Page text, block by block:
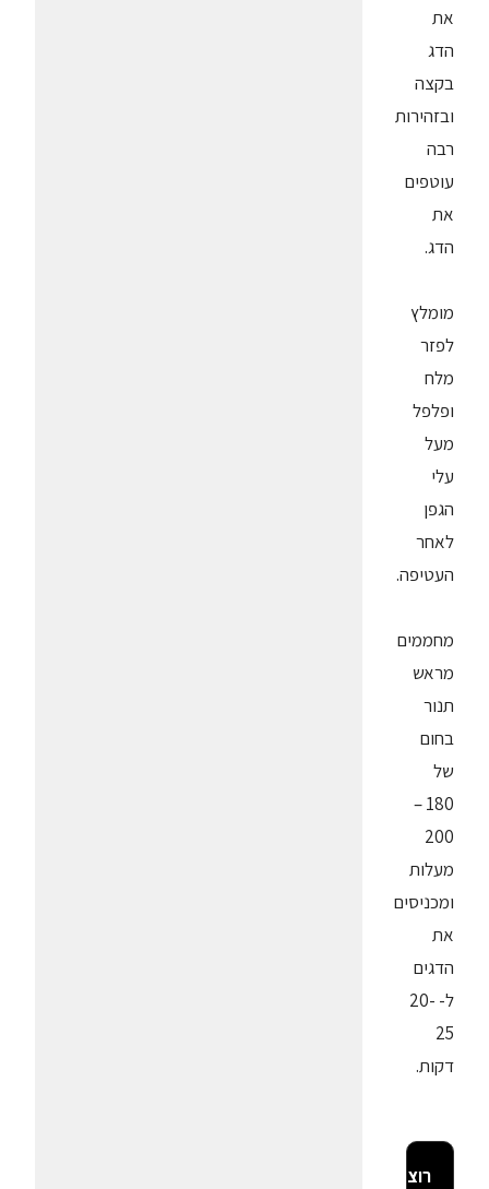
את
הדג
בקצה
ובזהירות
רבה
עוטפים
את
הדג.
מומלץ
לפזר
מלח
ופלפל
מעל
עלי
הגפן
לאחר
העטיפה.
מחממים
מראש
תנור
בחום
של
180 –
200
מעלות
ומכניסים
את
הדגים
ל- 20-
25
דקות.
רוצה